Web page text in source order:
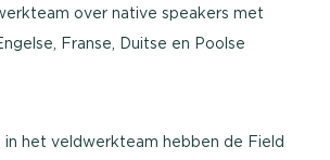
over native speakers met
Franse, Duitse en Poolse
het veldwerkteam hebben de Field